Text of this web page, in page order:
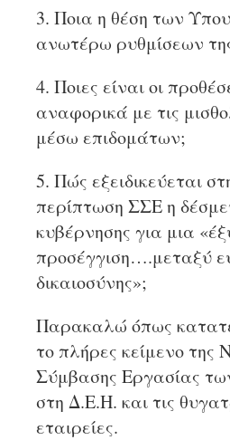
3. Ποια η θέση των
ανωτέρω ρυθμίσεων
4. Ποιες είναι οι
αναφορικά με τις
μέσω επιδομάτων;
5. Πώς εξειδικεύεται
περίπτωση ΣΣΕ η
κυβέρνησης για μια
προσέγγιση….μεταξύ
δικαιοσύνης»;
Παρακαλώ όπως
το πλήρες κείμενο της
Σύμβασης Εργασίας
στη Δ.Ε.Η. και τις
εταιρείες.